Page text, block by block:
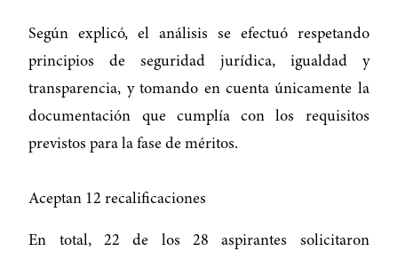
Según explicó, el análisis se efectuó respetando
principios de seguridad jurídica, igualdad y
transparencia, y tomando en cuenta únicamente la
documentación que cumplía con los requisitos
previstos para la fase de méritos.
Aceptan 12 recalificaciones
En total, 22 de los 28 aspirantes solicitaron